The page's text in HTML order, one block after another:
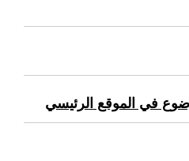
في الموقع الرئيسي